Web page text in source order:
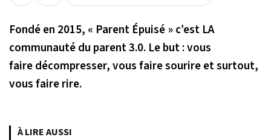
Fondé en 2015, « Parent Épuisé » c’est LA
communauté du parent 3.0. Le but : vous
faire décompresser, vous faire sourire et surtout,
vous faire rire.
À LIRE AUSSI